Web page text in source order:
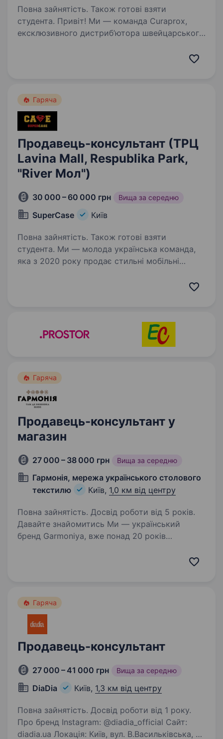
Повна зайнятість. Також готові взяти
студента. Привіт! Ми — команда Curaprox,
ексклюзивного дистриб’ютора швейцарського
допомагає людям піклуватися про здоров’я
Гаряча
Продавець-консультант (ТРЦ
Lavina Mall, Respublika Park,
"River Мол")
30 000 – 60 000 грн Вища за середню
SuperСase Київ
Повна зайнятість. Також готові взяти
студента. Ми — молода українська команда,
яка з 2020 року продає стильні мобільні
Гаряча
Продавець-консультант у
магазин
27 000 – 38 000 грн Вища за середню
Гармонія, мережа українського столового
текстилю
Київ, 1,0 км від центру
Повна зайнятість. Досвід роботи від 5 років.
Давайте знайомитись Ми — український
бренд Garmoniya, вже понад 20 років
Гаряча
Продавець-консультант
27 000 – 41 000 грн Вища за середню
DiaDia Київ, 1,3 км від центру
Повна зайнятість. Досвід роботи від 1 року.
Про бренд Instagram: @diadia_official Сайт:
diadia.ua Локація: Київ, вул. В.Васильківська, 27